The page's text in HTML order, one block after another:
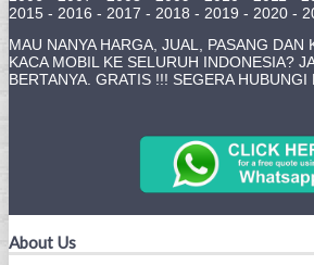
2015 - 2016 - 2017 - 2018 - 2019 - 2020 -
MAU NANYA HARGA, JUAL, PASANG DAN
KACA MOBIL KE SELURUH INDONESIA?
BERTANYA. GRATIS !!! SEGERA
About Us